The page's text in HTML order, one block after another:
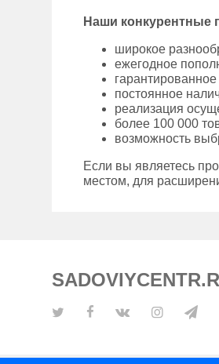
Наши конкурентные
широкое
ежегодное
постоянное
реализация
более 100 000
возможность
Если вы являетесь
местом, для